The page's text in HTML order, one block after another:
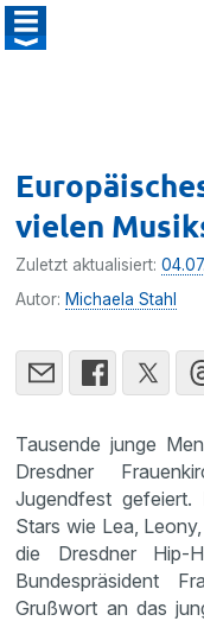
vielen
Zuletzt aktualisiert:
Autor: Michaela Stahl
Tausende junge
Dresdner
Jugendfest gefeiert.
Stars wie Lea,
die Dresdner Hip-
Bundespräsident
Grußwort an das